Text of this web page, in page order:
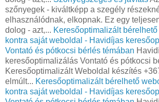
szőnyegek - kiváltképp a szegély
elhasználódnak, elkopnak. Ez egy
dolog - azt,... Keresőoptimalizált
kontra saját weboldal - Havidíjas
Vontató és pótkocsi bérlés témában
keresőoptimalizálás Vontató és pótkocsi
Keresőoptimalizált Weboldal készítés
elmúlt... Keresőoptimalizált bérelhető
kontra saját weboldal - Havidíjas